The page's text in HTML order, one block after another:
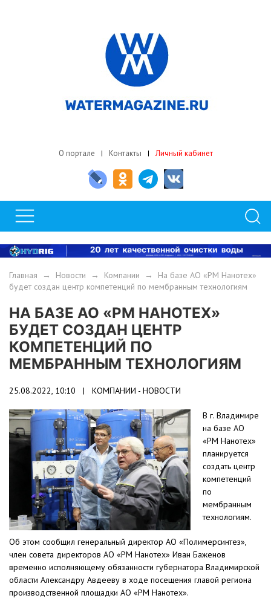
О портале Контакты Личный кабинет
Главная → Новости → Компании → На базе АО «РМ Нанотех»
будет создан центр компетенций по мембранным технологиям
НА БАЗЕ АО «РМ НАНОТЕХ»
БУДЕТ СОЗДАН ЦЕНТР
КОМПЕТЕНЦИЙ ПО
МЕМБРАННЫМ ТЕХНОЛОГИЯМ
25.08.2022, 10:10 | КОМПАНИИ - НОВОСТИ
В г. Владимире
на базе АО
«РМ Нанотех»
планируется
создать центр
компетенций
по
мембранным
технологиям.
Об этом сообщил генеральный директор АО «Полимерсинтез»,
член совета директоров АО «РМ Нанотех» Иван Баженов
временно исполняющему обязанности губернатора Владимирской
области Александру Авдееву в ходе посещения главой региона
производственной площадки АО «РМ Нанотех».